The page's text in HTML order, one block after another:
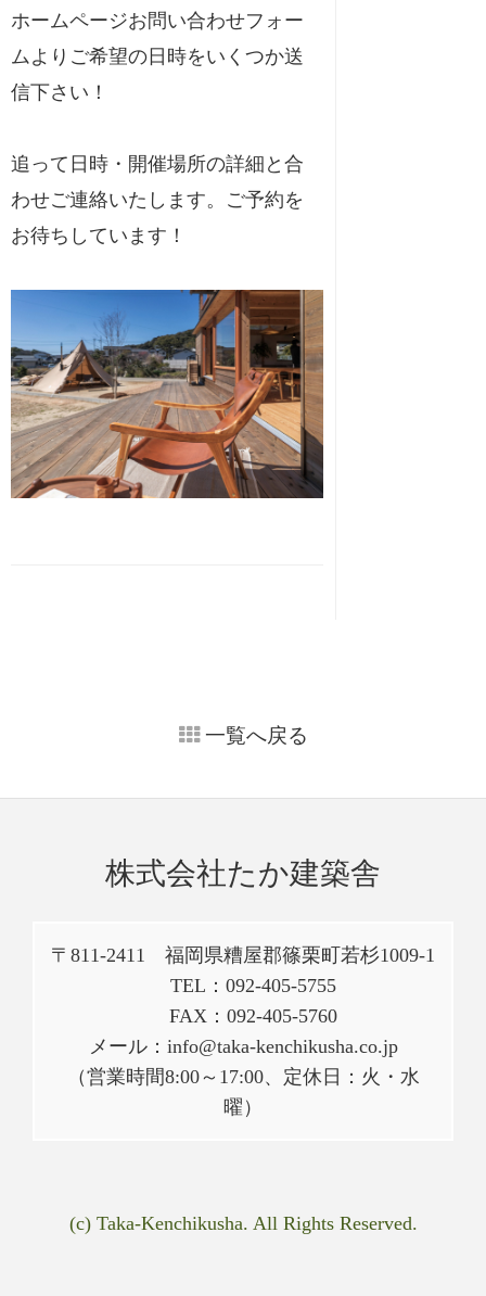
ホームページお問い合わせフォー
ムよりご希望の日時をいくつか送
信下さい！
追って日時・開催場所の詳細と合
わせご連絡いたします。ご予約を
お待ちしています！
一覧へ戻る
株式会社たか建築舎
〒811-2411 福岡県糟屋郡篠栗町若杉1009-1
TEL：092-405-5755
FAX：092-405-5760
メール：info@taka-kenchikusha.co.jp
（営業時間8:00～17:00、定休日：火・水
曜）
(c) Taka-Kenchikusha. All Rights Reserved.